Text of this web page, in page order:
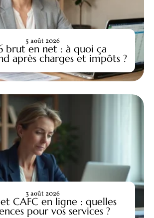
brut en net : à quoi ça
après charges et impôts ?
5 août 2026
CAFC en ligne : quelles
pour vos services ?
3 août 2026